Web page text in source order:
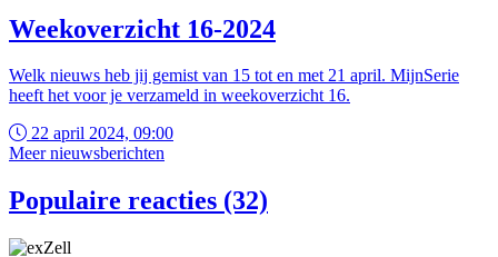
Weekoverzicht 16-2024
Welk nieuws heb jij gemist van 15 tot en met 21 april. MijnSerie
heeft het voor je verzameld in weekoverzicht 16.
22 april 2024, 09:00
Meer nieuwsberichten
Populaire reacties (32)